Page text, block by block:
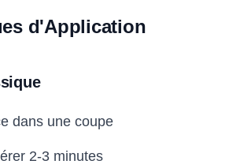
d'Application
dans une coupe
2-3 minutes